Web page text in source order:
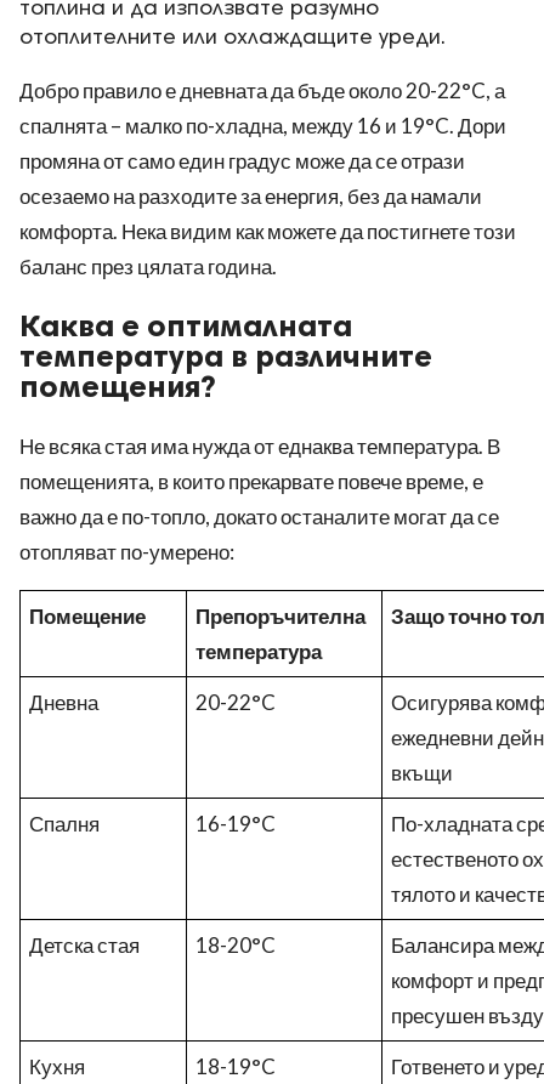
топлина и да използвате разумно
отоплителните или охлаждащите уреди.
Добро правило е дневната да бъде около 20-22°C, а
спалнята – малко по-хладна, между 16 и 19°C. Дори
промяна от само един градус може да се отрази
осезаемо на разходите за енергия, без да намали
комфорта. Нека видим как можете да постигнете този
баланс през цялата година.
Каква е оптималната
температура в различните
помещения?
Не всяка стая има нужда от еднаква температура. В
помещенията, в които прекарвате повече време, е
важно да е по-топло, докато останалите могат да се
отопляват по-умерено:
Помещение
Препоръчителна
температура
Защо точно
Дневна 20-22°C
Осигурява
ежедневни
вкъщи
Спалня
16-19°C
По-хладната
естественото
тялото и
Детска стая
18-20°C
Балансира
комфорт и
пресушен
Кухня
18-19°C
Готвенето и